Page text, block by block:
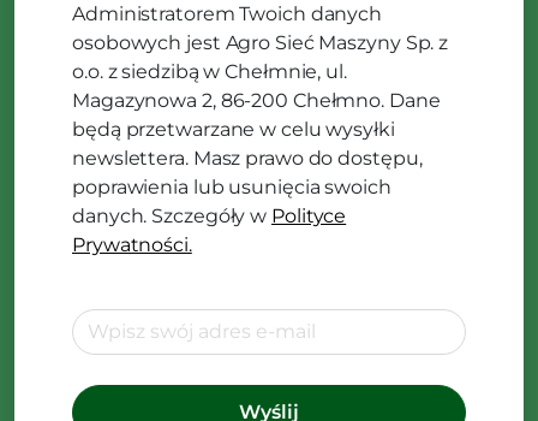
Administratorem Twoich danych
osobowych jest Agro Sieć Maszyny Sp. z
o.o. z siedzibą w Chełmnie, ul.
Magazynowa 2, 86-200 Chełmno. Dane
będą przetwarzane w celu wysyłki
newslettera. Masz prawo do dostępu,
poprawienia lub usunięcia swoich
danych. Szczegóły w Polityce
Prywatności.